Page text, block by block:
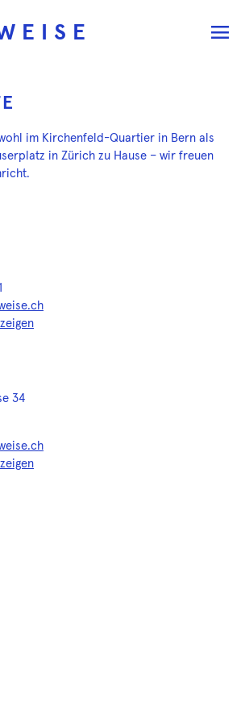
im Kirchenfeld-Quartier in Bern als
in Zürich zu Hause – wir freuen
34